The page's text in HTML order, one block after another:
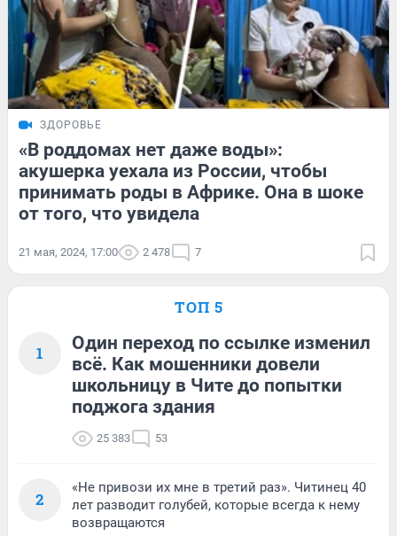
ЗДОРОВЬЕ
«В роддомах нет даже воды»:
акушерка уехала из России, чтобы
принимать роды в Африке. Она в шоке
от того, что увидела
21 мая, 2024, 17:00 2 478 7
ТОП 5
1
Один переход по ссылке изменил
всё. Как мошенники довели
школьницу в Чите до попытки
поджога здания
25 383 53
2
«Не привози их мне в третий раз». Читинец 40
лет разводит голубей, которые всегда к нему
возвращаются